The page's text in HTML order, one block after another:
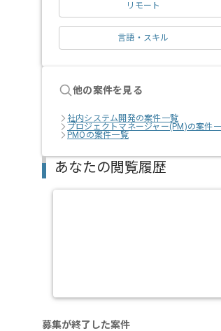
リモート
言語・スキル
他の案件を見る
社内システム開発の案件一覧
プロジェクトマネージャー(PM)の案件
PMOの案件一覧
あなたの閲覧履歴
募集が終了した案件